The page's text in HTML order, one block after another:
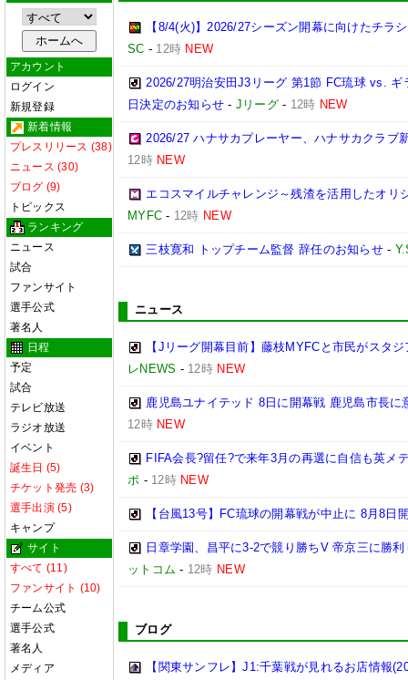
アカウント
ログイン
新規登録
新着情報
プレスリリース (38)
ニュース (30)
ブログ (9)
トピックス
ランキング
ニュース
試合
ファンサイト
選手公式
著名人
日程
予定
試合
テレビ放送
ラジオ放送
イベント
誕生日 (5)
チケット発売 (3)
選手出演 (5)
キャンプ
サイト
すべて (11)
ファンサイト (10)
チーム公式
選手公式
著名人
メディア
【8/4(火)】2026/27シーズン開幕に向けたチラ
SC - 12時 NEW
2026/27明治安田J3リーグ 第1節 FC琉球 vs.
日決定のお知らせ - Jリーグ - 12時 NEW
2026/27 ハナサカプレーヤー、ハナサカクラブ
12時 NEW
エコスマイルチャレンジ～残渣を活用したオリ
MYFC - 12時 NEW
三枝寛和 トップチーム監督 辞任のお知らせ-
ニュース
【Jリーグ開幕目前】藤枝MYFCと市民がスタ
レNEWS - 12時 NEW
鹿児島ユナイテッド 8日に開幕戦 鹿児島市長に
12時 NEW
FIFA会長?留任?で来年3月の再選に自信も英メ
ポ - 12時 NEW
【台風13号】FC琉球の開幕戦が中止に 8月8日
日章学園、昌平に3-2で競り勝ちV 帝京三に勝
ットコム - 12時 NEW
ブログ
【関東サンフレ】J1:千葉戦が見れるお店情報